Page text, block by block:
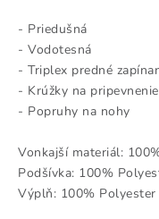
- Priedušná
- Vodotesná
- Triplex predné
- Krúžky na
- Popruhy na nohy
Vonkajší materiál:
Podšívka: 100%
Výplň: 100% Polyester